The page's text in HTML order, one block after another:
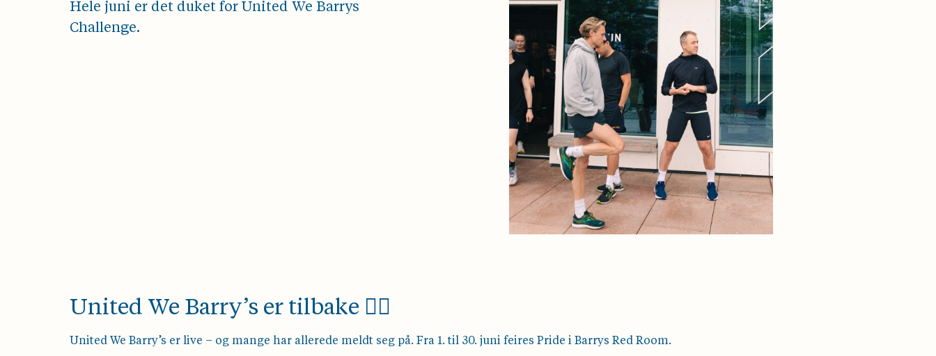
Hele juni er det duket for United We Barrys
Challenge.
United We Barry’s er tilbake 🏳️‍🌈
United We Barry’s er live – og mange har allerede meldt seg på. Fra 1. til 30. juni feires Pride i Barrys Red Room.